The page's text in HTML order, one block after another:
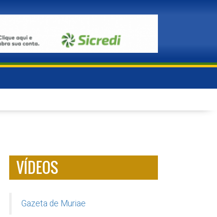
VÍDEOS
Gazeta de Muriae